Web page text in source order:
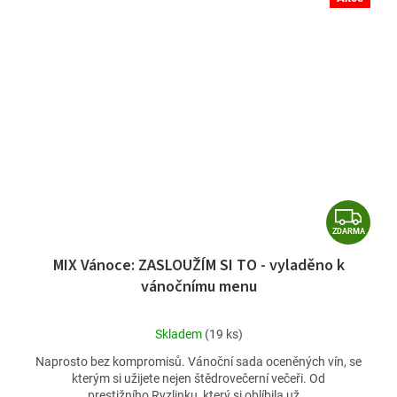
Z
D
ZDARMA
MIX Vánoce: ZASLOUŽÍM SI TO - vyladěno k
vánočnímu menu
Průměrné
produktu
je
Skladem (19 ks)
Naprosto bez kompromisů. Vánoční sada oceněných vín, se
kterým si užijete nejen štědrovečerní večeři. Od